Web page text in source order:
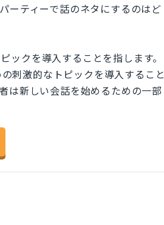
ーティーで話のネタにするのはど
クを導入することを指します。
激的なトピックを導入すること
は新しい会話を始めるための一部